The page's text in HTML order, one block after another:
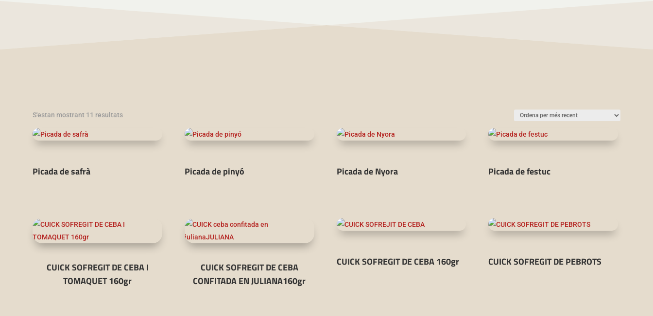
S'estan mostrant 11 resultatsOrdenat
Picada de safrà Picada de pinyó Picada de Nyora Picada de festuc
CUICK SOFREGIT DE CEBA I
TOMAQUET 160gr
CUICK SOFREGIT DE CEBA
CONFITADA EN JULIANA160gr
CUICK SOFREGIT DE CEBA 160gr CUICK SOFREGIT DE PEBROTS